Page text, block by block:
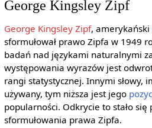
George Kingsley Zipf
George Kingsley Zipf, amerykański
sformułował prawo Zipfa w 1949
badań nad językami naturalnymi
występowania wyrazów jest
rangi statystycznej. Innymi słowy,
używany, tym niższa jest jego
popularności. Odkrycie to stało się
sformułowania prawa Zipfa.